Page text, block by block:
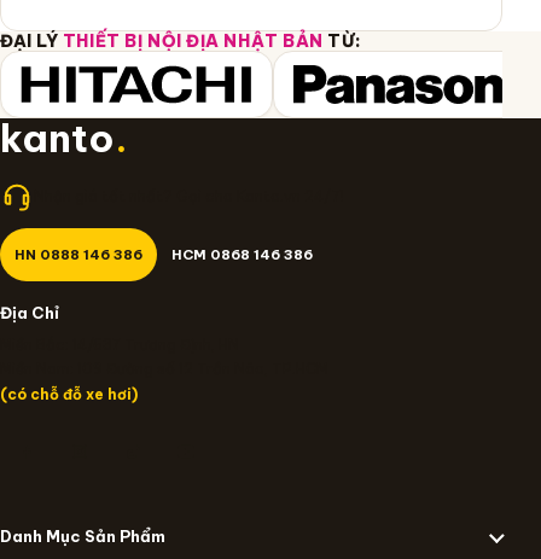
ĐẠI LÝ THIẾT BỊ NỘI ĐỊA NHẬT BẢN TỪ:
kanto.
HN 0888 146 386 HCM 0868 146 386
Địa Chỉ
(có chỗ đỗ xe hơi)
Danh Mục Sản Phẩm